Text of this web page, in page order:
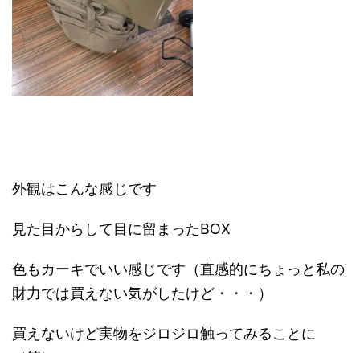
外観はこんな感じです
見た目からして目に留まったBOX
色もカーキでいい感じです（直感的にちょっと私の
財力では買えない気がしたけど・・・）
買えないけど実物をジロジロ触ってみることに